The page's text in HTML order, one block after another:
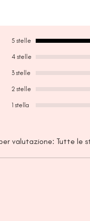
vitality,
5 stelle
4 stelle
3 stelle
2 stelle
1 stella
valutazione: Tutte le